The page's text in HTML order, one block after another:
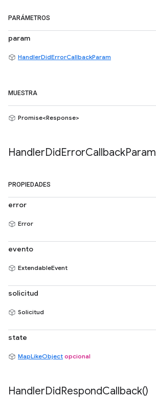
PARÁMETROS
param
HandlerDidErrorCallbackParam
MUESTRA
Promise<Response>
HandlerDidErrorCallbackParam
PROPIEDADES
error
Error
evento
ExtendableEvent
solicitud
Solicitud
state
MapLikeObject opcional
HandlerDidRespondCallback()